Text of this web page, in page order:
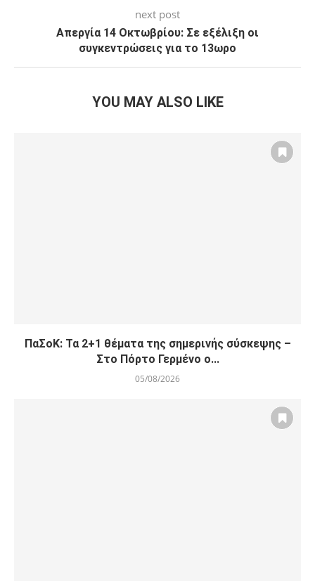
next post
Απεργία 14 Οκτωβρίου: Σε εξέλιξη οι
συγκεντρώσεις για το 13ωρο
YOU MAY ALSO LIKE
ΠαΣοΚ: Τα 2+1 θέματα της σημερινής σύσκεψης –
Στο Πόρτο Γερμένο ο...
05/08/2026